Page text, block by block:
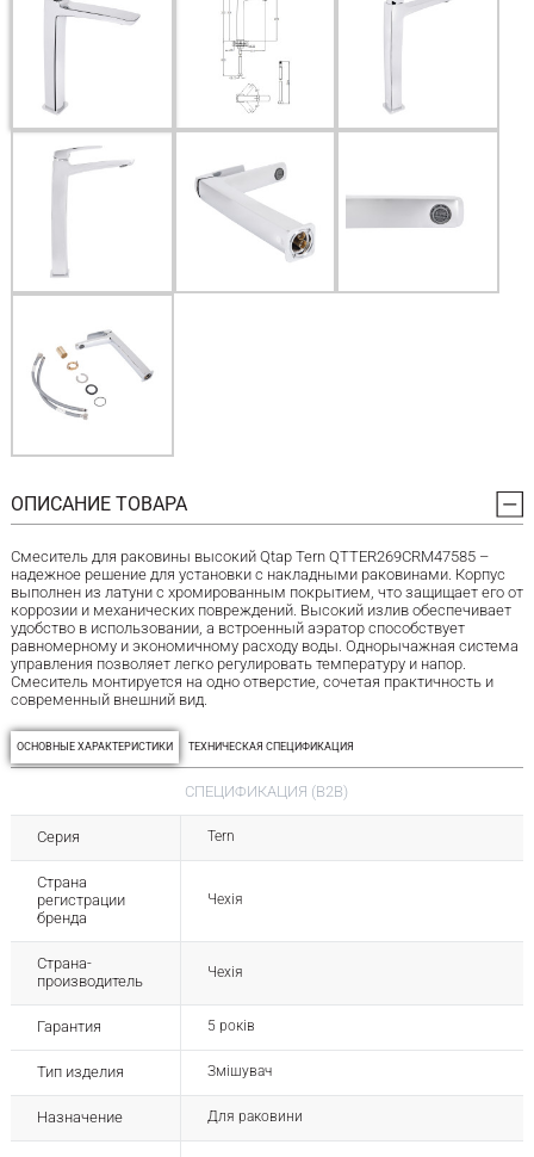
ОПИСАНИЕ ТОВАРА
Смеситель для раковины высокий Qtap Tern QTTER269CRM47585 –
надежное решение для установки с накладными раковинами. Корпус
выполнен из латуни с хромированным покрытием, что защищает его от
коррозии и механических повреждений. Высокий излив обеспечивает
удобство в использовании, а встроенный аэратор способствует
равномерному и экономичному расходу воды. Однорычажная система
управления позволяет легко регулировать температуру и напор.
Смеситель монтируется на одно отверстие, сочетая практичность и
современный внешний вид.
ОСНОВНЫЕ ХАРАКТЕРИСТИКИ ТЕХНИЧЕСКАЯ СПЕЦИФИКАЦИЯ
СПЕЦИФИКАЦИЯ (B2B)
Серия Tern
Страна
регистрации
бренда
Чехія
Страна-
производитель
Чехія
Гарантия 5 років
Тип изделия Змішувач
Назначение Для раковини